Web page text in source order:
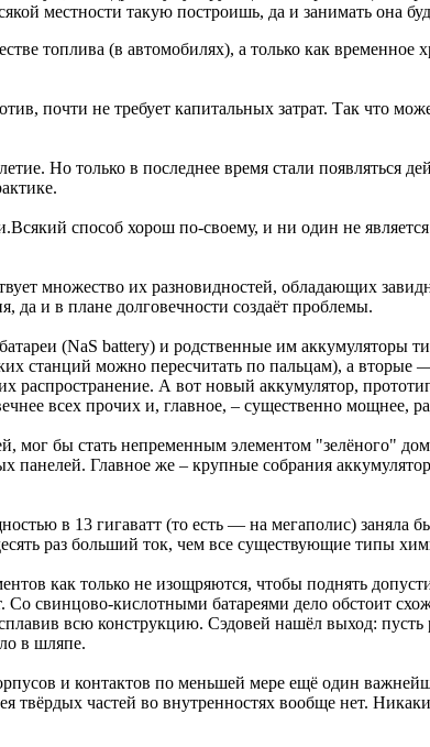
местности такую построишь, да и занимать она
топлива (в автомобилях), а только как временное
почти не требует капитальных затрат. Так что
Но только в последнее время стали появляться
способ хорош по-своему, и ни один не
множество их разновидностей, обладающих
да и в плане долговечности создаёт проблемы.
(NaS battery) и родственные им аккумуляторы
станций можно пересчитать по пальцам), а вторые
А вот новый аккумулятор, прототип
всех прочих и, главное, – существенно мощнее,
мог бы стать непременным элементом "зелёного"
Главное же – крупные собрания
в 13 гигаватт (то есть — на мегаполис) заняла
раз больший ток, чем все существующие типы
как только не изощряются, чтобы поднять
свинцово-кислотными батареями дело обстоит
всю конструкцию. Сэдовей нашёл выход: пусть
в шляпе.
и контактов по меньшей мере ещё один
частей во внутренностях вообще нет.